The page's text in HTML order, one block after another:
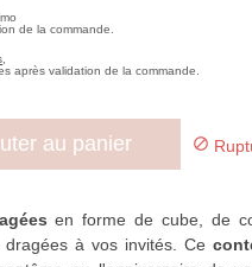
de la commande.
après validation de la commande.
au panier 
en forme de cube, de
à vos invités. Ce